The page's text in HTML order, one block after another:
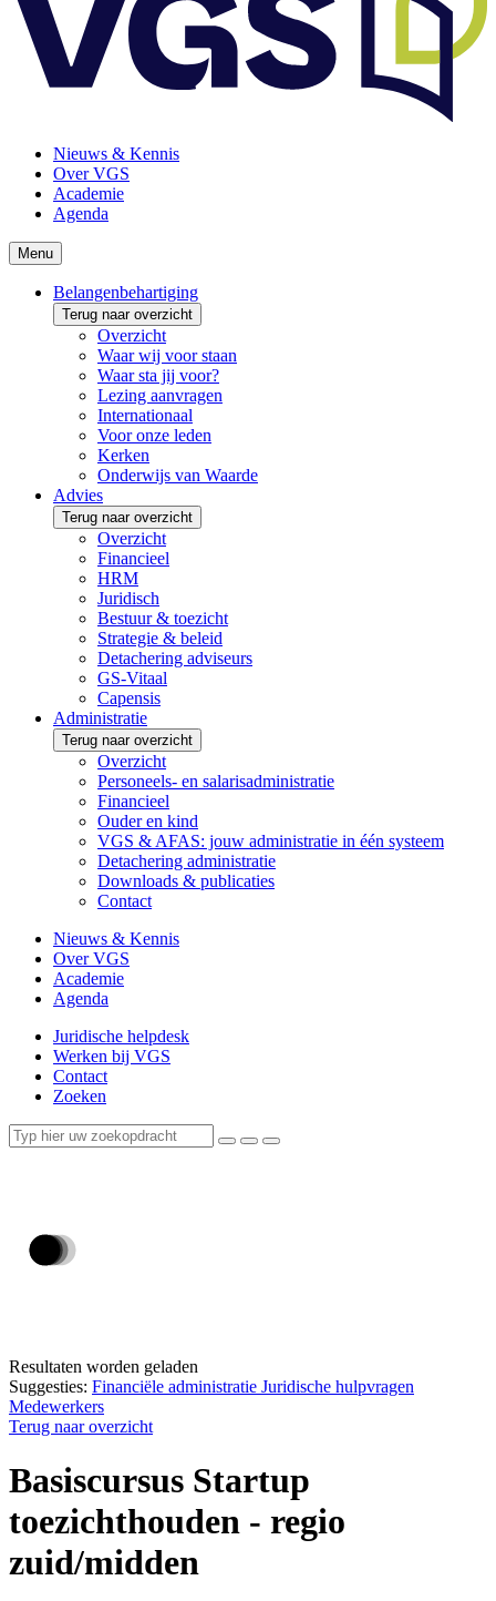
Nieuws & Kennis
Over VGS
Academie
Agenda
Menu
Belangenbehartiging
Terug naar overzicht
Overzicht
Waar wij voor staan
Waar sta jij voor?
Lezing aanvragen
Internationaal
Voor onze leden
Kerken
Onderwijs van Waarde
Advies
Terug naar overzicht
Overzicht
Financieel
HRM
Juridisch
Bestuur & toezicht
Strategie & beleid
Detachering adviseurs
GS-Vitaal
Capensis
Administratie
Terug naar overzicht
Overzicht
Personeels- en salarisadministratie
Financieel
Ouder en kind
VGS & AFAS: jouw administratie in één systeem
Detachering administratie
Downloads & publicaties
Contact
Nieuws & Kennis
Over VGS
Academie
Agenda
Juridische helpdesk
Werken bij VGS
Contact
Zoeken
Resultaten worden geladen
Suggesties: Financiële administratie Juridische hulpvragen
Medewerkers
Terug naar overzicht
Basiscursus Startup
toezichthouden - regio
zuid/midden